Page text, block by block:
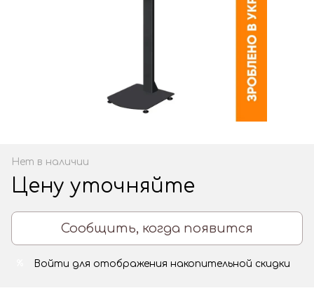
Нет в наличии
Цену уточняйте
Сообщить, когда появится
Войти для отображения накопительной скидки